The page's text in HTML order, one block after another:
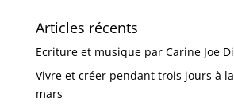
Articles récents
Ecriture et musique par Carine Joe
Vivre et créer pendant trois jours à
mars